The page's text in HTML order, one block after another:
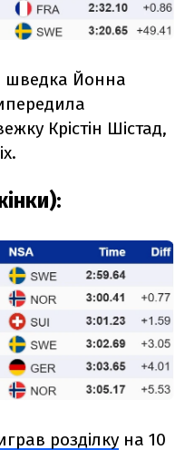
шведка Йонна
Крістін Шістад,
розділку на 10